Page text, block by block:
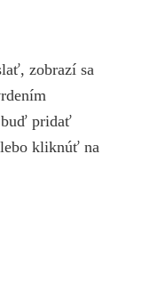
zobrazí sa
buď pridať
kliknúť na